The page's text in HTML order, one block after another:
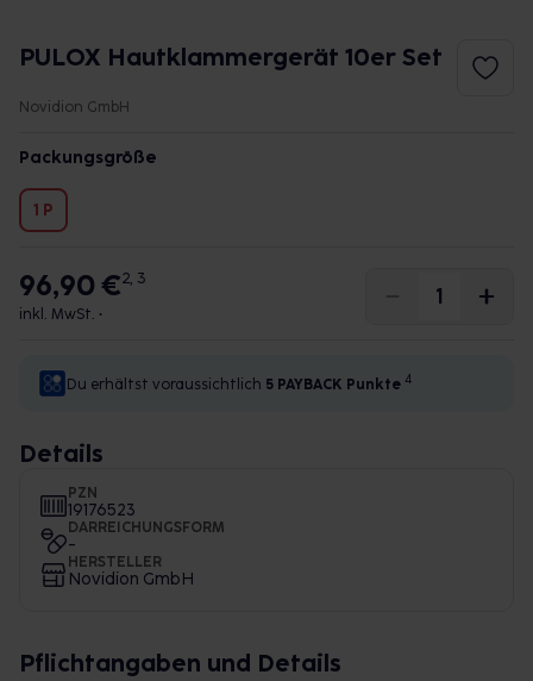
PULOX Hautklammergerät 10er Set
Novidion GmbH
Packungsgröße
1 P
96,90 €2, 3
inkl. MwSt. •
Du erhältst voraussichtlich 5 PAYBACK Punkte 4
Details
PZN
19176523
DARREICHUNGSFORM
-
HERSTELLER
Novidion GmbH
Pflichtangaben und Details